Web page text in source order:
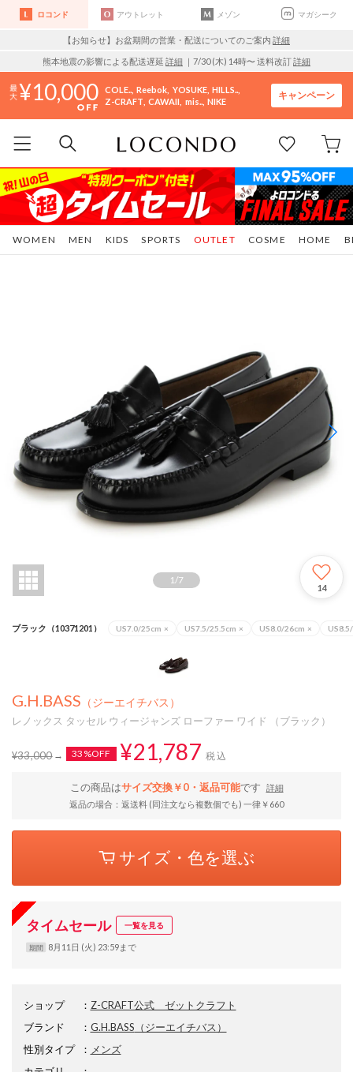
ロコンド アウトレット メゾン マガシーク
【お知らせ】お盆期間の営業・配送についてのご案内 詳細
熊本地震の影響による配送遅延 詳細 ｜7/30 (木) 14時〜 送料改訂詳細
10,000 COLE.. Reebok YOSUKE HILLS..
Z-CRAFT CAWAII mis.. NIKE
キャンペーン
WOMEN MEN KIDS SPORTS COSME HOME
OUTLET
1 /7
14
ブラック（10371201） US7.0/25cm × US7.5/25.5cm × US8.0/26cm ×
G.H.BASS （ジーエイチバス）
レノックス タッセル ウィージャンズ ローファー ワイド （ブラック）
¥33,000 33%OFF ¥21,787 税込
この商品はサイズ交換￥0・返品可能です
詳細
返品の場合：返送料 (同注文なら複数個でも) 一律￥660
サイズ・色を選ぶ
タイムセール 一覧を見る
期間 8月11日 (火) 23:59まで
ショップ ： Z-CRAFT公式 ゼットクラフト
ブランド
： G.H.BASS （ジーエイチバス）
性別タイプ
： メンズ